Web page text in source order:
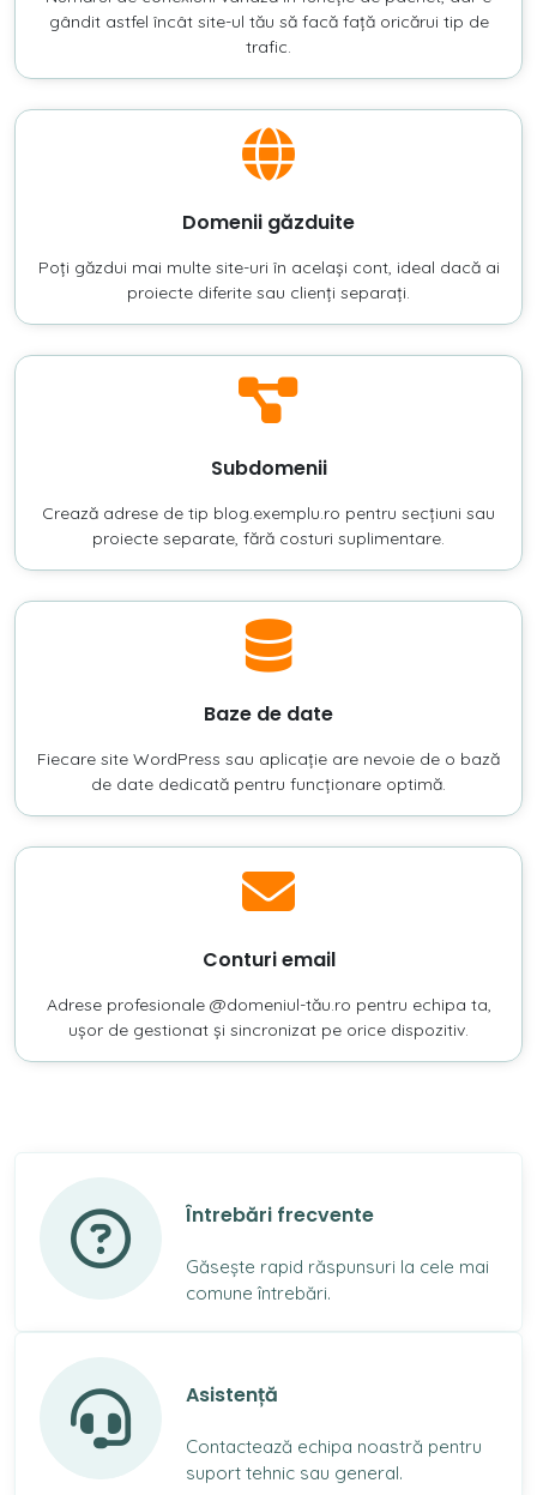
gândit astfel încât site-ul tău să facă față oricărui tip de
trafic.
Domenii găzduite
Poți găzdui mai multe site-uri în același cont, ideal dacă ai
proiecte diferite sau clienți separați.
Subdomenii
Crează adrese de tip blog.exemplu.ro pentru secțiuni sau
proiecte separate, fără costuri suplimentare.
Baze de date
Fiecare site WordPress sau aplicație are nevoie de o bază
de date dedicată pentru funcționare optimă.
Conturi email
Adrese profesionale @domeniul-tău.ro pentru echipa ta,
ușor de gestionat și sincronizat pe orice dispozitiv.
Întrebări frecvente
Găsește rapid răspunsuri la cele mai
comune întrebări.
Asistență
Contactează echipa noastră pentru
suport tehnic sau general.